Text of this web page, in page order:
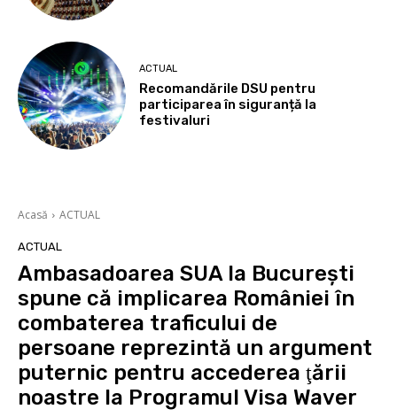
ACTUAL
Recomandările DSU pentru
participarea în siguranță la
festivaluri